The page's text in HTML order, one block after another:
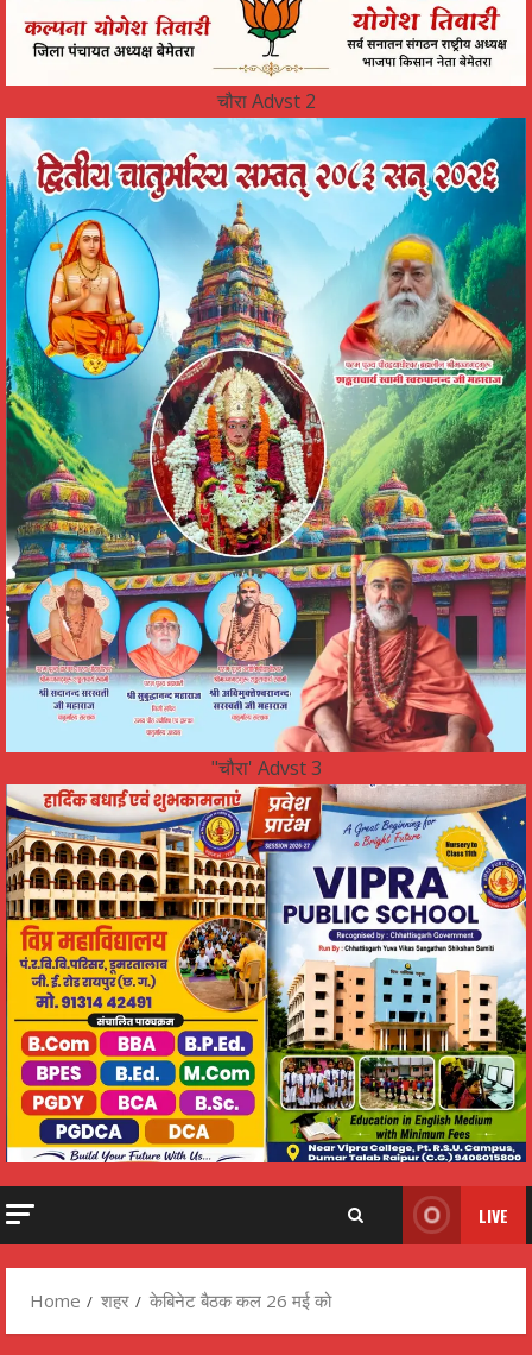
चौरा Advst 2
"चौरा' Advst 3
LIVE
Home शहर केबिनेट बैठक कल 26 मई को